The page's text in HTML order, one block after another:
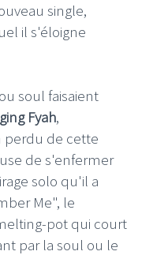
single,
il s'éloigne
soul faisaient
Fyah,
de cette
de s'enfermer
solo qu'il a
Me", le
pot qui court
par la soul ou le